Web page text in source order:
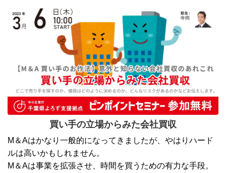
買い手の立場からみた会社買収
M＆Aはかなり一般的になってきましたが、やはりハード
ルは高いかもしれません。
M＆Aは事業を拡張させ、時間を買うための有力な手段。